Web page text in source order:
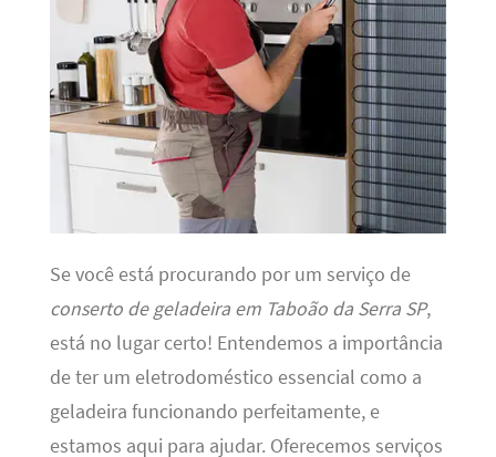
Se você está procurando por um serviço de
conserto de geladeira em Taboão da Serra SP,
está no lugar certo! Entendemos a importância
de ter um eletrodoméstico essencial como a
geladeira funcionando perfeitamente, e
estamos aqui para ajudar. Oferecemos serviços